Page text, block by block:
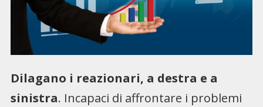
Dilagano i reazionari, a destra e a
sinistra. Incapaci di affrontare i problemi